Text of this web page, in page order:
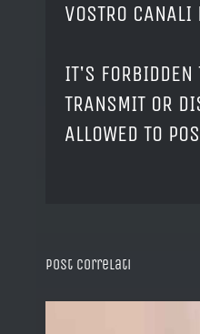
VOSTRO CANALI
IT'S FORBIDDEN
TRANSMIT OR
ALLOWED TO
Post correlati